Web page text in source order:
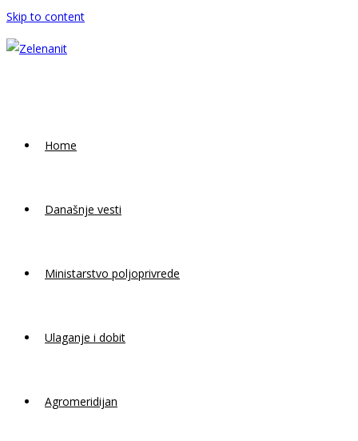
Skip to content
Home
Današnje vesti
Ministarstvo poljoprivrede
Ulaganje i dobit
Agromeridijan